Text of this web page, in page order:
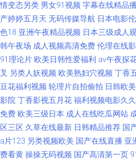
情变态另类 男女91视频 字幕在线精品
产婷婷五月天 无码传媒导航 日本电影
色18 亚洲午夜精品视频 日本三级成人
韩午夜场 成人视频高清免费 伦理在线
91理论片 欧美日韩性爱福利 av午夜探
叉 另类人妖视频 欧美熟妇穴视频 丁香
豆花福利视频 轮理片自拍偷拍 日韩欧
影院 丁香影视五月花 福利视频电影久久
免费 欧美三级日本 成人在线吃瓜网站
区三区 久草在线最新 日韩精品推荐 国
a片123 另类视频欧美 国产在线直播 亚
费看黄 操操无码视频 国产高清第一页